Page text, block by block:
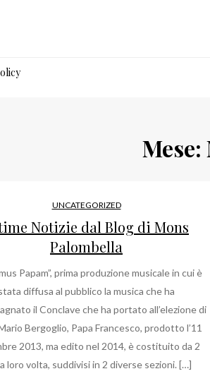
Mese:
UNCATEGORIZED
Notizie dal Blog di Mons
Palombella
Papam”, prima produzione musicale in cui è
diffusa al pubblico la musica che ha
il Conclave che ha portato all’elezione di
Bergoglio, Papa Francesco, prodotto l’11
2013, ma edito nel 2014, è costituito da 2
loro volta, suddivisi in 2 diverse sezioni. […]